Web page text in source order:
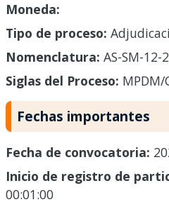
Moneda:
Tipo de proceso:
Nomenclatura: AS-SM-12-
Siglas del Proceso: MPDM/
Fechas importantes
Fecha de convocatoria:
Inicio de registro de
00:01:00